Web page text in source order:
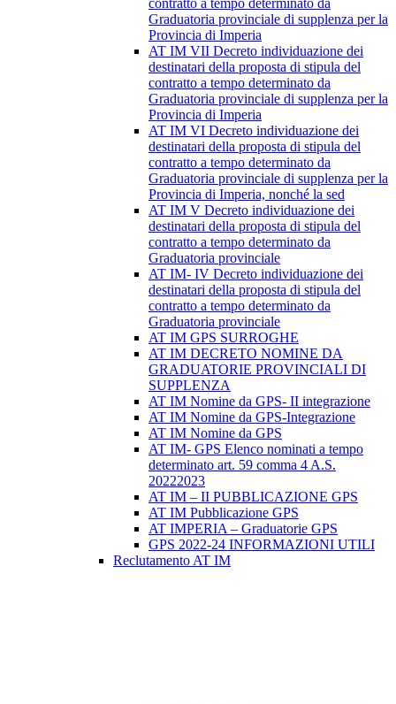
contratto a tempo determinato da
Graduatoria provinciale di supplenza per la
Provincia di Imperia
AT IM VII Decreto individuazione dei
destinatari della proposta di stipula del
contratto a tempo determinato da
Graduatoria provinciale di supplenza per la
Provincia di Imperia
AT IM VI Decreto individuazione dei
destinatari della proposta di stipula del
contratto a tempo determinato da
Graduatoria provinciale di supplenza per la
Provincia di Imperia, nonché la sed
AT IM V Decreto individuazione dei
destinatari della proposta di stipula del
contratto a tempo determinato da
Graduatoria provinciale
AT IM- IV Decreto individuazione dei
destinatari della proposta di stipula del
contratto a tempo determinato da
Graduatoria provinciale
AT IM GPS SURROGHE
AT IM DECRETO NOMINE DA
GRADUATORIE PROVINCIALI DI
SUPPLENZA
AT IM Nomine da GPS- II integrazione
AT IM Nomine da GPS-Integrazione
AT IM Nomine da GPS
AT IM- GPS Elenco nominati a tempo
determinato art. 59 comma 4 A.S.
20222023
AT IM – II PUBBLICAZIONE GPS
AT IM Pubblicazione GPS
AT IMPERIA – Graduatorie GPS
GPS 2022-24 INFORMAZIONI UTILI
Reclutamento AT IM